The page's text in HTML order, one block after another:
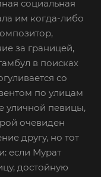
социальная
им когда-либо
за границей,
в поисках
со
по улицам
уличной певицы,
очевиден
другу, но тот
если Мурат
достойную